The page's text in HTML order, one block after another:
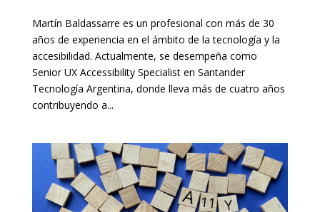
Martín Baldassarre es un profesional con más de 30
años de experiencia en el ámbito de la tecnología y la
accesibilidad. Actualmente, se desempeña como
Senior UX Accessibility Specialist en Santander
Tecnología Argentina, donde lleva más de cuatro años
contribuyendo a...